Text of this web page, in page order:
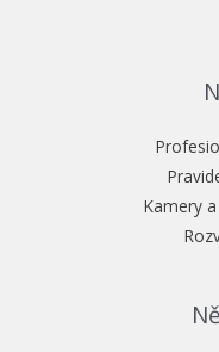
Kamery